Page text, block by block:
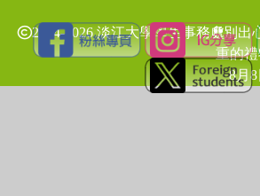
2024-2026 淡江大學學生事務處別出
重的
8月